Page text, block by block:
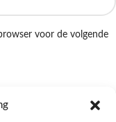
voor de volgende